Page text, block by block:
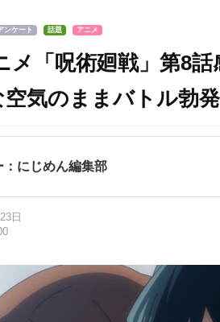
ンケート 話題 アニメ
メ「呪術廻戦」第8話
空気のままバトル勃
：にじめん編集部
日